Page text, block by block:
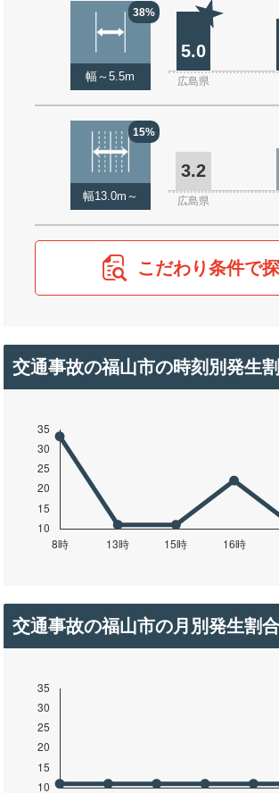
38%
幅～5.5m
5.0
広島県
15%
幅13.0m～
3.2
広島県
こだわり条件で
交通事故の福山市の時刻別発生
交通事故の福山市の月別発生割合